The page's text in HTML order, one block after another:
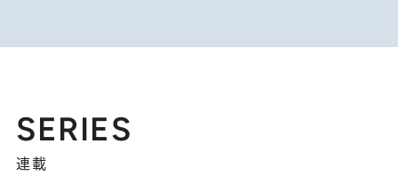
SERIES
連載